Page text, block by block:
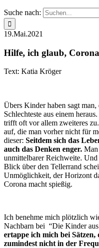
Suche nach:
19.Mai.2021
Hilfe, ich glaub,
Text: Katia Kröger
Übers Kinder haben sagt man,
Schlechteste aus einem
trifft oft vor allem zweiteres
auf, die man vorher nicht für
dieser: Seitdem sich das
auch das Denken enger.
unmittelbarer Reichweite.
Blick über den Tellerrand
Unmöglichkeit, der Horizont
Corona macht spießig.
Ich benehme mich plötzlich
Nachbarn bei “Die Kinder
ertappe ich mich bei Sätzen,
zumindest nicht in der